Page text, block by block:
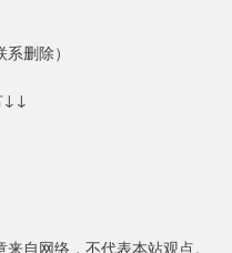
删除）
↓↓
自网络，不代表本站观点。